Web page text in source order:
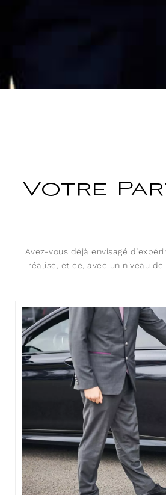
Votre
Avez-vous déjà envisagé
réalise, et ce, avec un niveau